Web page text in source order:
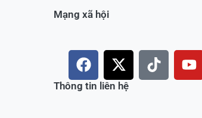
Mạng xã hội
F
a
c
X
-
t
T
i
Y
o
Thông tin liên hệ